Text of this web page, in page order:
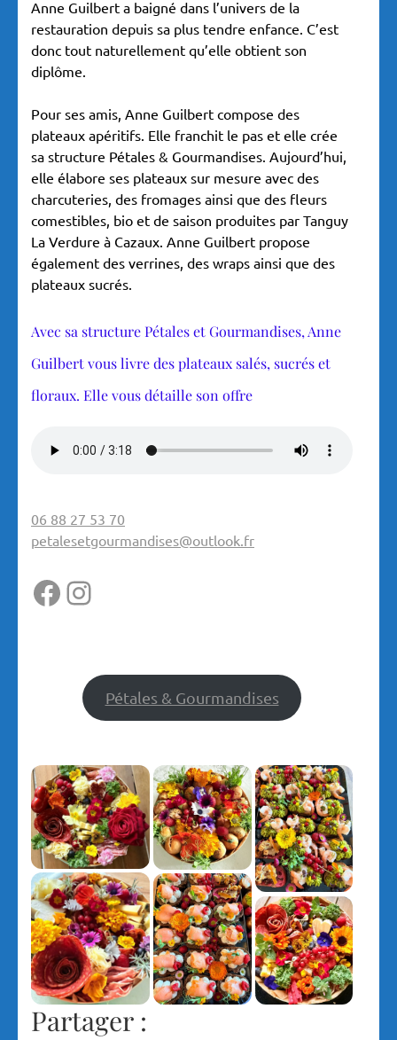
Anne Guilbert a baigné dans l’univers de la
restauration depuis sa plus tendre enfance. C’est
donc tout naturellement qu’elle obtient son
diplôme.
Pour ses amis, Anne Guilbert compose des
plateaux apéritifs. Elle franchit le pas et elle crée
sa structure Pétales & Gourmandises. Aujourd’hui,
elle élabore ses plateaux sur mesure avec des
charcuteries, des fromages ainsi que des fleurs
comestibles, bio et de saison produites par Tanguy
La Verdure à Cazaux. Anne Guilbert propose
également des verrines, des wraps ainsi que des
plateaux sucrés.
Avec sa structure Pétales et Gourmandises, Anne
Guilbert vous livre des plateaux salés, sucrés et
floraux. Elle vous détaille son offre
06 88 27 53 70
petalesetgourmandises@outlook.fr
Facebook
Instagram
Pétales & Gourmandises
Partager :